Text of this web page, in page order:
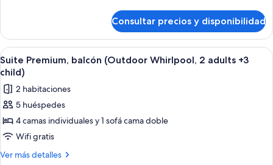
vistas
a
la
piscina
(2
adults
+
3
children)
Premium,
habitaciones,
balcón,
la
(2
adults
3
Consultar precios y disponibilidad
Abrir
todas
las
fotos
de
Suite
Premium,
balcón
Un dormitorio con cama, mesitas de
9
Suite Premium, balcón (Outdoor Whirlpool, 2 adults +3
child)
2 habitaciones
5 huéspedes
4 camas individuales y 1 sofá cama doble
Wifi gratis
Ver más detalles
Más